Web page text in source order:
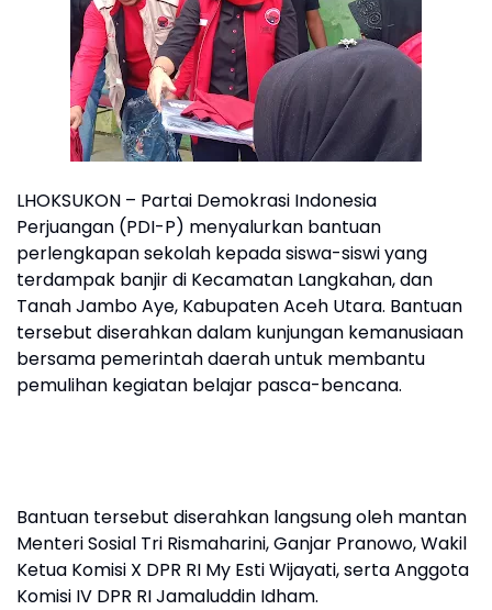
LHOKSUKON – Partai Demokrasi Indonesia
Perjuangan (PDI-P) menyalurkan bantuan
perlengkapan sekolah kepada siswa-siswi yang
terdampak banjir di Kecamatan Langkahan, dan
Tanah Jambo Aye, Kabupaten Aceh Utara. Bantuan
tersebut diserahkan dalam kunjungan kemanusiaan
bersama pemerintah daerah untuk membantu
pemulihan kegiatan belajar pasca-bencana.
Bantuan tersebut diserahkan langsung oleh mantan
Menteri Sosial Tri Rismaharini, Ganjar Pranowo, Wakil
Ketua Komisi X DPR RI My Esti Wijayati, serta Anggota
Komisi IV DPR RI Jamaluddin Idham.